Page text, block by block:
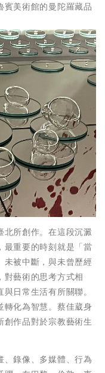
美術館的曼陀羅藏品
所創作。在這段沉澱
最重要的時刻就是「當
被中斷，與未曾歷經
對藝術的思考方式相
日常生活有所關聯。
轉化為智慧。蔡佳葳身
作品對於宗教藝術生
錄像、多媒體、行為